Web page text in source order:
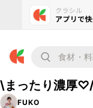
\まったり濃厚♡/
FUKO